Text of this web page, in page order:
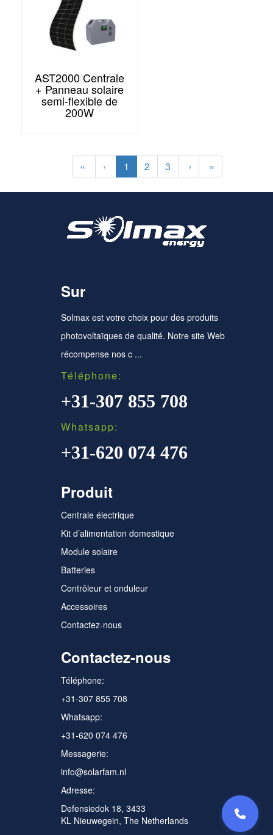
AST2000 Centrale
+ Panneau solaire
semi-flexible de
200W
« ‹ 1 2 3 › »
Sur
Solmax est votre choix pour des produits
photovoltaïques de qualité. Notre site Web
récompense nos c ...
Téléphone:
+31-307 855 708
Whatsapp:
+31-620 074 476
Produit
Centrale électrique
Kit d’alimentation domestique
Module solaire
Batteries
Contrôleur et onduleur
Accessoires
Contactez-nous
Contactez-nous
Téléphone:
+31-307 855 708
Whatsapp:
+31-620 074 476
Messagerie:
info@solarfam.nl
Adresse:
Defensiedok 18, 3433
KL Nieuwegein, The Netherlands